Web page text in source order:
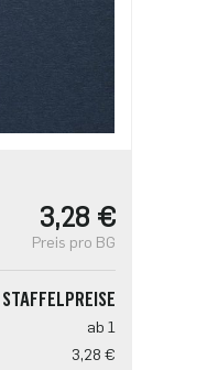
3,28 €
Preis pro BG
STAFFELPREISE
ab 1
3,28 €